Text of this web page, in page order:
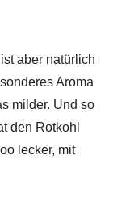
aber natürlich
Aroma
milder. Und so
den Rotkohl
lecker, mit